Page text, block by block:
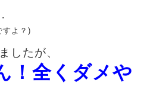
すよ？)
したが、
！全くダメや